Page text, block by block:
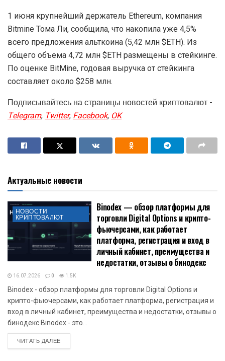
1 июня крупнейший держатель Ethereum, компания
Bitmine Тома Ли, сообщила, что накопила уже 4,5%
всего предложения альткоина (5,42 млн $ETH). Из
общего объема 4,72 млн $ETH размещены в стейкинге.
По оценке BitMine, годовая выручка от стейкинга
составляет около $258 млн.
Подписывайтесь на страницы новостей криптовалют -
Telegram, Twitter, Facebook, OK
Актуальные новости
НОВОСТИ
КРИПТОВАЛЮТ
Binodex — обзор платформы для
торговли Digital Options и крипто-
фьючерсами, как работает
платформа, регистрация и вход в
личный кабинет, преимущества и
недостатки, отзывы о бинодекс
16.07.2026 0 1.5K
Binodex - обзор платформы для торговли Digital Options и
крипто-фьючерсами, как работает платформа, регистрация и
вход в личный кабинет, преимущества и недостатки, отзывы о
бинодекс Binodex - это...
ЧИТАТЬ ДАЛЕЕDETAILS